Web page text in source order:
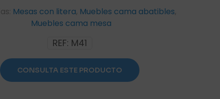
REF: M41
Mesas con litera, Muebles cama abatibles,
Muebles cama mesa
CONSULTA ESTE PRODUCTO